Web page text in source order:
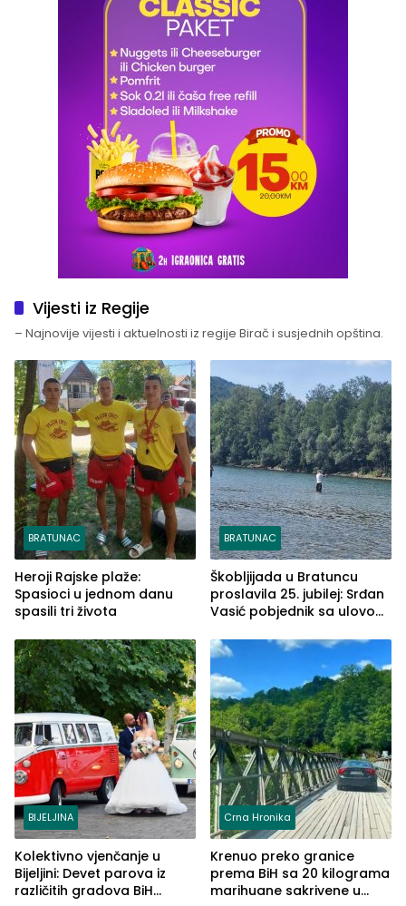
Vijesti iz Regije
– Najnovije vijesti i aktuelnosti iz regije Birač i susjednih opština.
BRATUNAC
Heroji Rajske plaže:
Spasioci u jednom danu
spasili tri života
BRATUNAC
Škobljijada u Bratuncu
proslavila 25. jubilej: Srđan
Vasić pobjednik sa ulovom
BIJELJINA
Kolektivno vjenčanje u
Bijeljini: Devet parova iz
različitih gradova BiH
Crna Hronika
Krenuo preko granice
prema BiH sa 20 kilograma
marihuane sakrivene u